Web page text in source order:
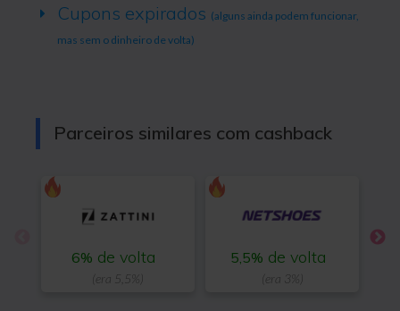
Cupons expirados (alguns ainda podem funcionar,
mas sem o dinheiro de volta)
Parceiros similares com cashback
6% de volta
(era 5,5%)
5,5% de volta
(era 3%)